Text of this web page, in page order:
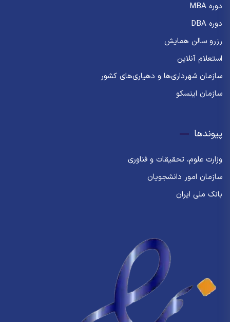
دوره MBA
دوره DBA
رزرو سالن همایش
استعلام آنلاین
سازمان شهرداری‌ها و دهیاری‌های کشور
سازمان اینسکو
پیوندها
وزارت علوم، تحقیقات و فناوری
سازمان امور دانشجویان
بانک ملی ایران